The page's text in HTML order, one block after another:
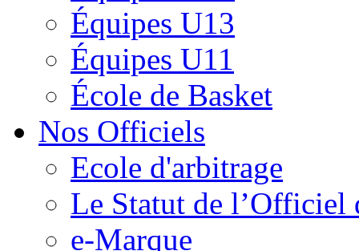
Équipes U13
Équipes U11
École de Basket
Nos Officiels
Ecole d'arbitrage
Le Statut de l’Officiel
e-Marque